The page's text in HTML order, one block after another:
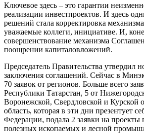
Ключевое здесь – это гарантии
реализации инвестпроектов. И здесь
решений стала корректировка
уважаемые коллеги, инициативе. И,
совершенствование механизма
поощрении капиталовложений.
Председатель Правительства утвердил
заключения соглашений. Сейчас в
70 заявок от регионов. Больше всего
Республики Татарстан, 5 от
Воронежской, Свердловской и Курской
область, которая в эти дни презентует
Федерации, подала 2 заявки на проекты
полезных ископаемых и лесной